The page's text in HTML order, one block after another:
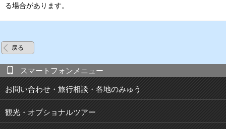
る場合があります。
戻る
スマートフォンメニュー
お問い合わせ・旅行相談・各地のみゅう
観光・オプショナルツアー